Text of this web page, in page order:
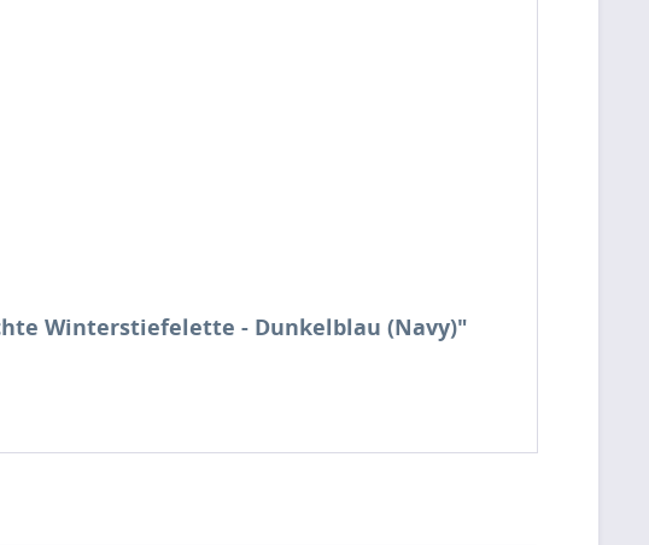
Winterstiefelette - Dunkelblau (Navy)"